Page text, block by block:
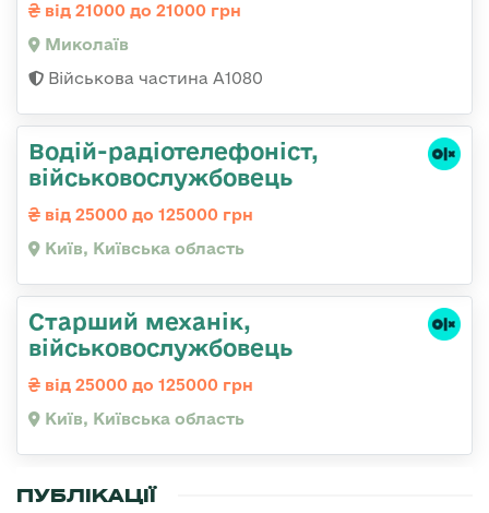
від 21000 до 21000 грн
Миколаїв
Військова частина А1080
Водій-радіотелефоніст,
військовослужбовець
від 25000 до 125000 грн
Київ, Київська область
Стаpший механік,
військовослужбовець
від 25000 до 125000 грн
Київ, Київська область
ПУБЛІКАЦІЇ